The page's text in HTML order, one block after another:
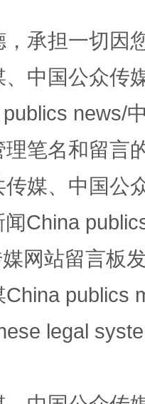
承担一切因
中国公众传
news/
笔名和留言
媒、中国公
China
网站留言板
publics
legal